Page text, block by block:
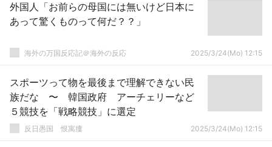
外国人「お前らの母国には無いけど日本に
あって驚くものって何だ？？」
海外の万国反応記＠海外の反応 2025/3/24(Mo) 12:15
スポーツって物を最後まで理解できない民
族だな 〜 韓国政府 アーチェリーなど
５競技を「戦略競技」に選定
反日愚国 恨寓瘻 2025/3/24(Mo) 12:15